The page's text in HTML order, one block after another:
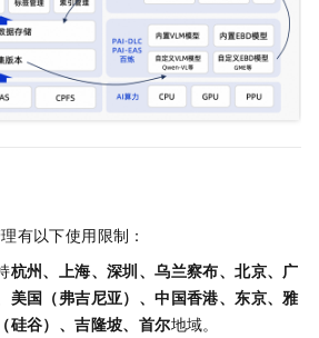
有以下使用限制：
杭州、上海、深圳、乌兰察布、北京、广
美国（弗吉尼亚）、中国香港、东京、雅
硅谷）、吉隆坡、首尔地域。